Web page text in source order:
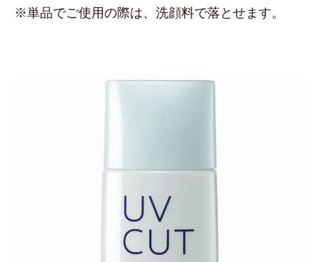
※単品でご使用の際は、洗顔料で落とせます。